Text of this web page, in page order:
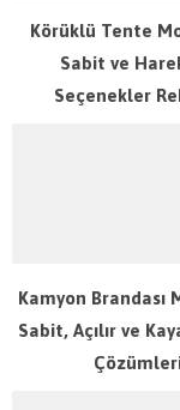
Körüklü Tente
Sabit ve
Seçenekler
Kamyon Brandası
Sabit, Açılır ve